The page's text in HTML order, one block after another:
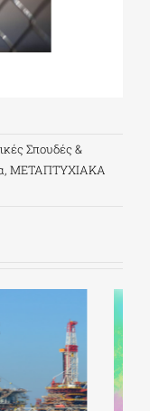
Σπουδές &
, ΜΕΤΑΠΤΥΧΙΑΚΑ